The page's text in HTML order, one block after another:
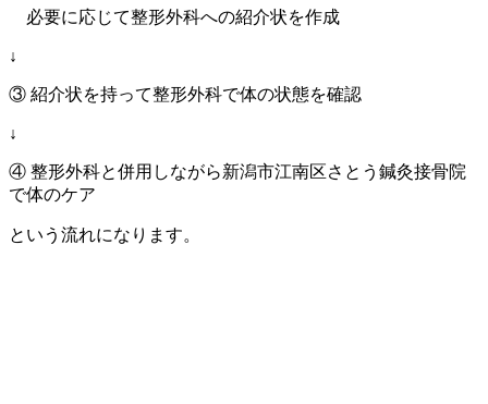
必要に応じて整形外科への紹介状を作成
↓
③ 紹介状を持って整形外科で体の状態を確認
↓
④ 整形外科と併用しながら新潟市江南区さとう鍼灸接骨院
で体のケア
という流れになります。